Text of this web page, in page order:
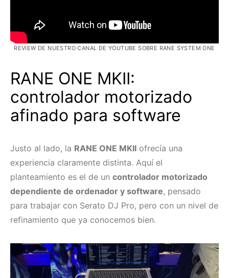
REVIEW DE NUESTRO CANAL DE YOUTUBE SOBRE RANE SYSTEM ONE
RANE ONE MKII:
controlador motorizado
afinado para software
Justo al lado, la RANE ONE MKII ofrecía una
experiencia claramente distinta. Aquí el
planteamiento es el de un controlador motorizado
dependiente de ordenador y software, pensado
para trabajar con Serato DJ Pro, pero con un nivel de
refinamiento que ya conocemos bien.